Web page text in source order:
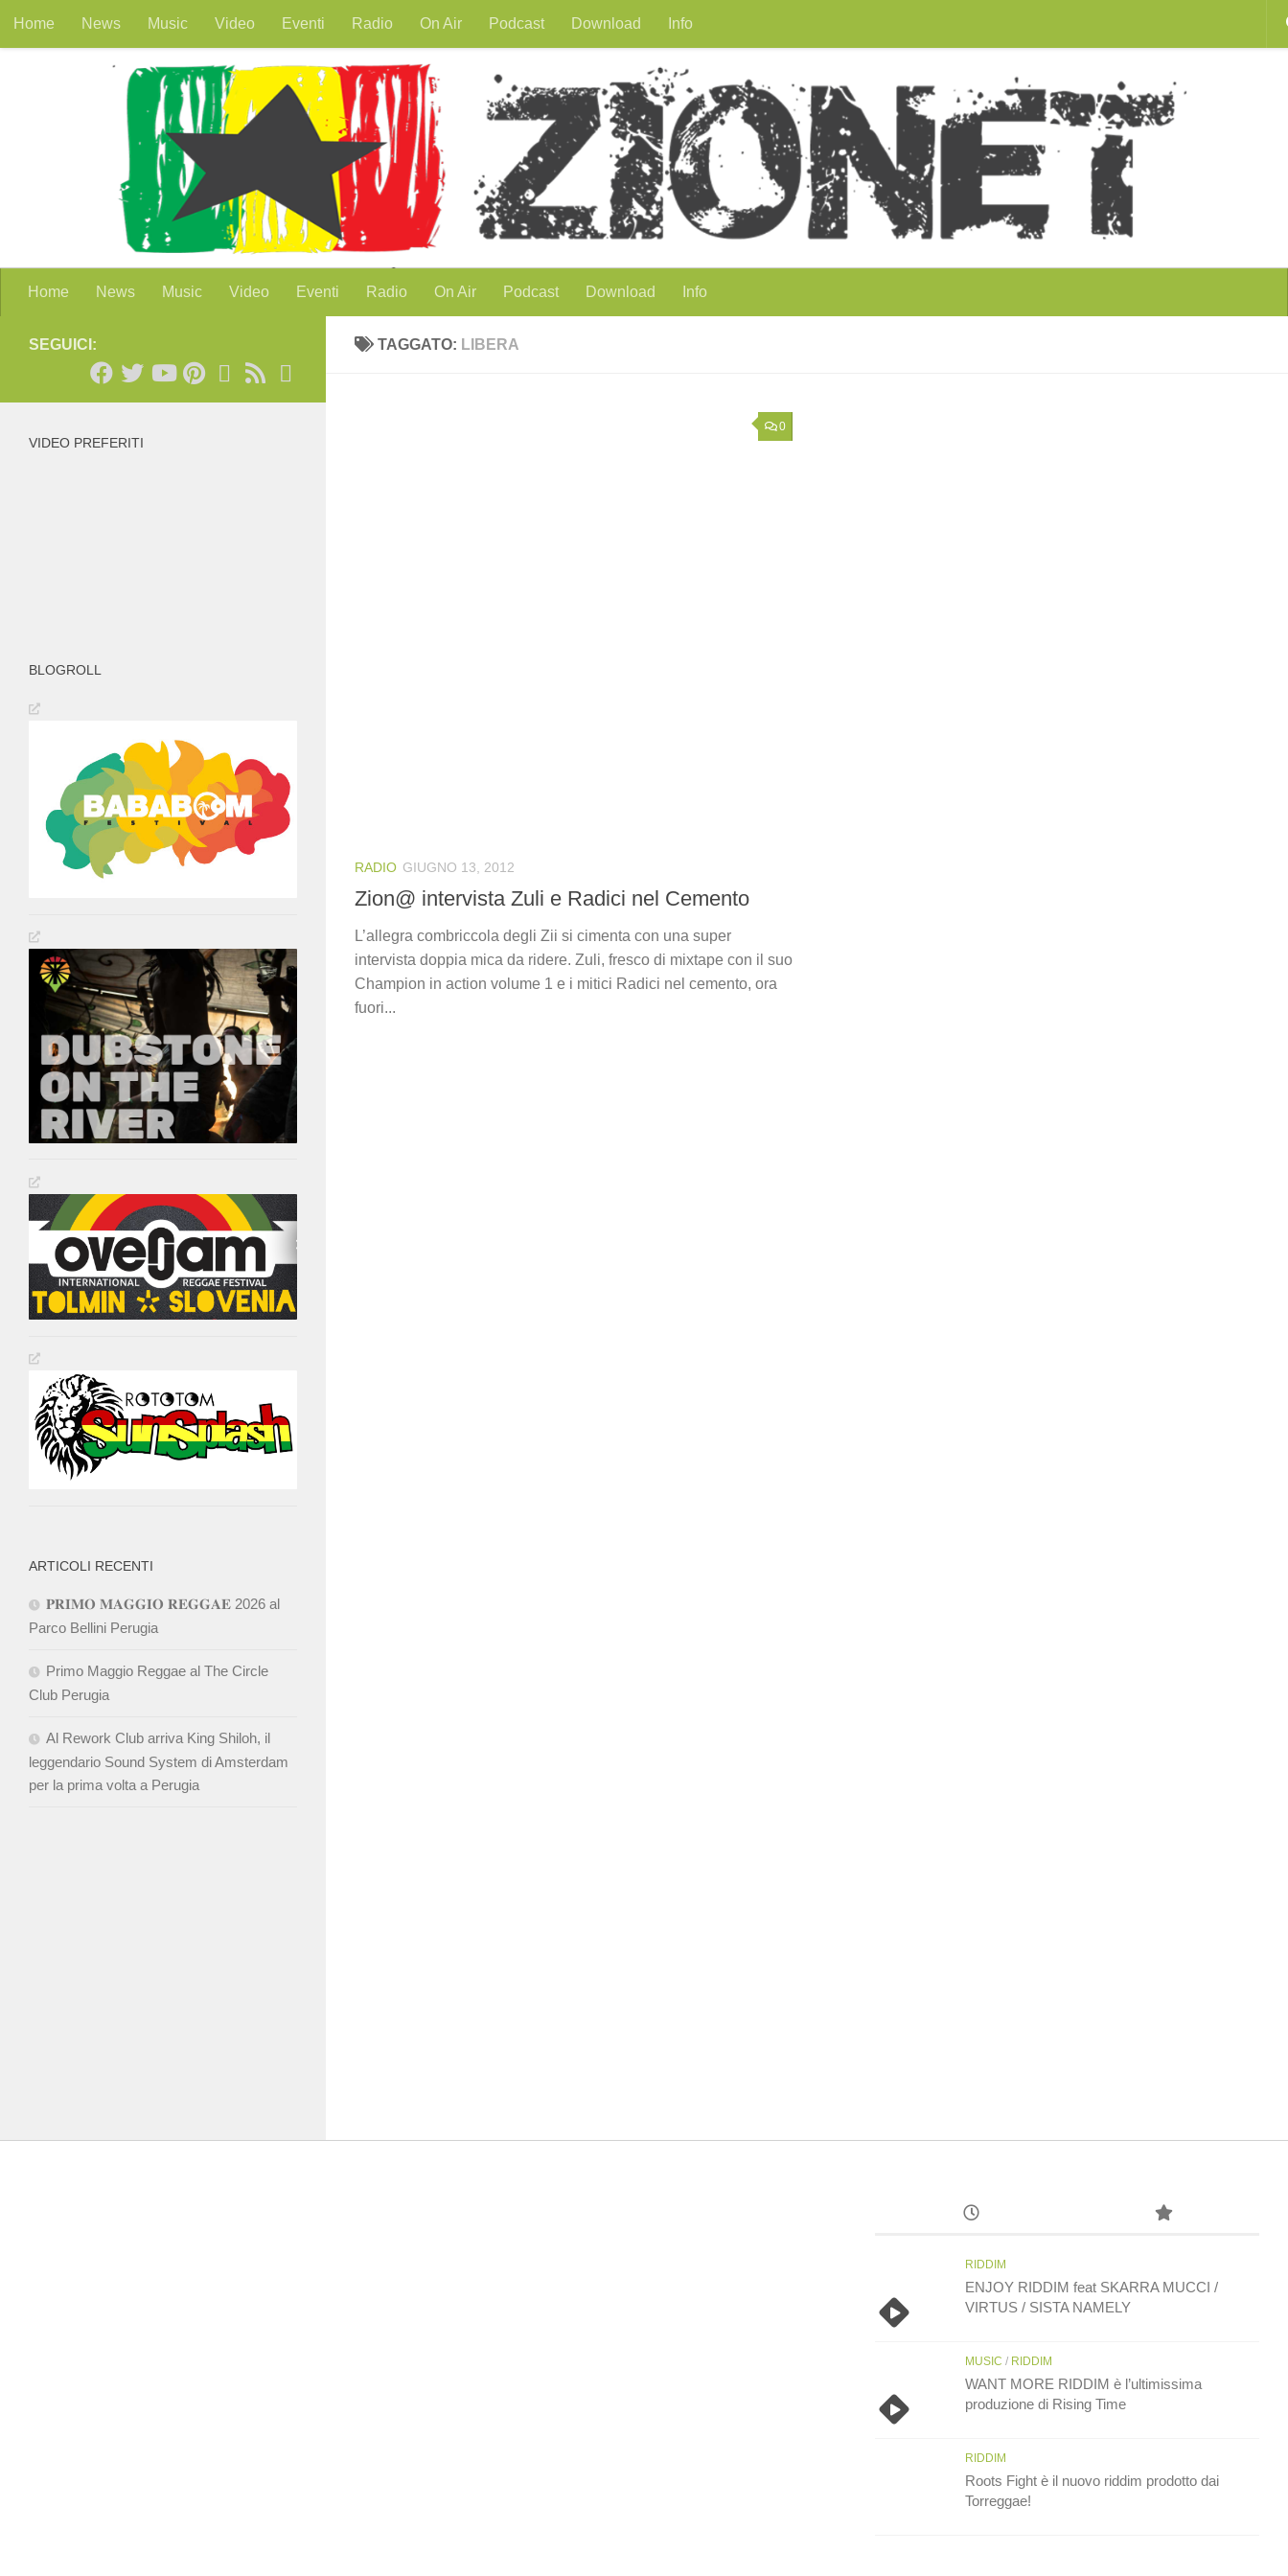
Salta al contenuto
Home News Music Video Eventi Radio On Air Podcast Download Info
Home News Music Video Eventi Radio On Air Podcast Download Info
TAGGATO: LIBERA
0
RADIO GIUGNO 13, 2012
Zion@ intervista Zuli e Radici nel Cemento
L’allegra combriccola degli Zii si cimenta con una super
intervista doppia mica da ridere. Zuli, fresco di mixtape con il suo
Champion in action volume 1 e i mitici Radici nel cemento, ora
fuori...
SEGUICI:
VIDEO PREFERITI
BLOGROLL
ARTICOLI RECENTI
𝐏𝐑𝐈𝐌𝐎 𝐌𝐀𝐆𝐆𝐈𝐎 𝐑𝐄𝐆𝐆𝐀𝐄 2026 al
Parco Bellini Perugia
Primo Maggio Reggae al The Circle
Club Perugia
Al Rework Club arriva King Shiloh, il
leggendario Sound System di Amsterdam
per la prima volta a Perugia
RIDDIM
ENJOY RIDDIM feat SKARRA MUCCI /
VIRTUS / SISTA NAMELY
MUSIC / RIDDIM
WANT MORE RIDDIM è l’ultimissima
produzione di Rising Time
RIDDIM
Roots Fight è il nuovo riddim prodotto dai
Torreggae!